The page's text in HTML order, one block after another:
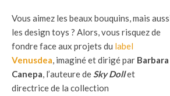
Vous aimez les beaux bouquins, mais
les design toys ? Alors, vous risquez de
fondre face aux projets du label
Venusdea, imaginé et dirigé par Barbara
Canepa, l’auteure deSky Dollet
directrice de la collection